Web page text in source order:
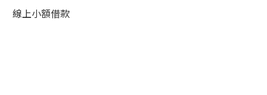
線上小額借款